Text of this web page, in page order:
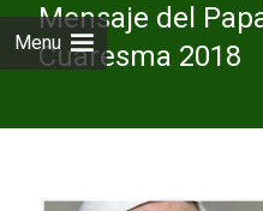
Menu
Mensaje del
Cuaresma 2018